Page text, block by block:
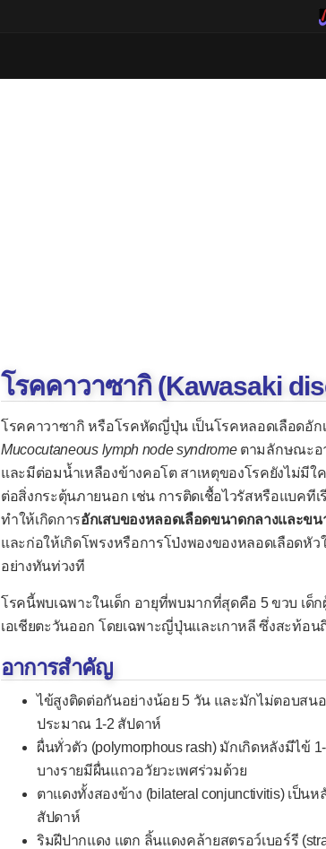
โรคคาวาซากิ (Kawasaki
โรคคาวาซากิ หรือโรคหัดญี่ปุ่น เป็นโรคหลอดเลือดอัก
Mucocutaneous lymph node syndromeตามลักษณะอา
และมีต่อมน้ำเหลืองข้างคอโต สาเหตุของโรคยังไม่มี
ต่อสิ่งกระตุ้นภายนอก เช่น การติดเชื้อไวรัสหรือแบคที
ทำให้เกิดการอักเสบของหลอดเลือดขนาดกลางและขน
และก่อให้เกิดโพรงหรือการโป่งพองของหลอดเลือดหัว
อย่างทันท่วงที
โรคนี้พบเฉพาะในเด็ก อายุที่พบมากที่สุดคือ 5 ขวบ เด็
เอเชียตะวันออก โดยเฉพาะญี่ปุ่นและเกาหลี ซึ่งสะท้อ
อาการสำคัญ
ไข้สูงติดต่อกันอย่างน้อย 5 วัน และมักไม่ตอบสน
ประมาณ 1-2 สัปดาห์
ผื่นทั่วตัว (polymorphous rash) มักเกิดหลังมีไ
บางรายมีผื่นแถวอวัยวะเพศร่วมด้วย
ตาแดงทั้งสองข้าง (bilateral conjunctivitis) เป็
สัปดาห์
ริมฝีปากแดง แตก ลิ้นแดงคล้ายสตรอว์เบอร์รี